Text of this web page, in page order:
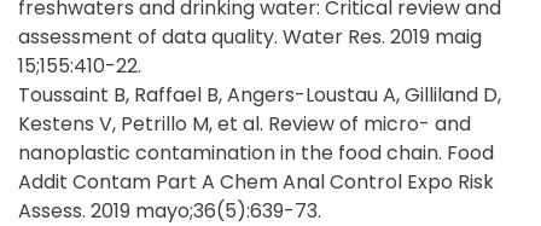
freshwaters and drinking water: Critical review and
assessment of data quality. Water Res. 2019 maig
15;155:410-22.
Toussaint B, Raffael B, Angers-Loustau A, Gilliland D,
Kestens V, Petrillo M, et al. Review of micro- and
nanoplastic contamination in the food chain. Food
Addit Contam Part A Chem Anal Control Expo Risk
Assess. 2019 mayo;36(5):639-73.